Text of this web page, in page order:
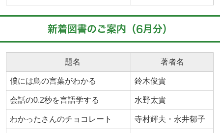
新着図書のご案内（6月分）
題名 著者名
僕には鳥の言葉がわかる 鈴木俊貴
会話の0.2秒を言語学する 水野太貴
わかったさんのチョコレート 寺村輝夫・永井郁子